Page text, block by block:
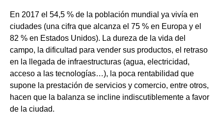
En 2017 el 54,5 % de la población mundial ya vivía en
ciudades (una cifra que alcanza el 75 % en Europa y el
82 % en Estados Unidos). La dureza de la vida del
campo, la dificultad para vender sus productos, el retraso
en la llegada de infraestructuras (agua, electricidad,
acceso a las tecnologías…), la poca rentabilidad que
supone la prestación de servicios y comercio, entre otros,
hacen que la balanza se incline indiscutiblemente a favor
de la ciudad.